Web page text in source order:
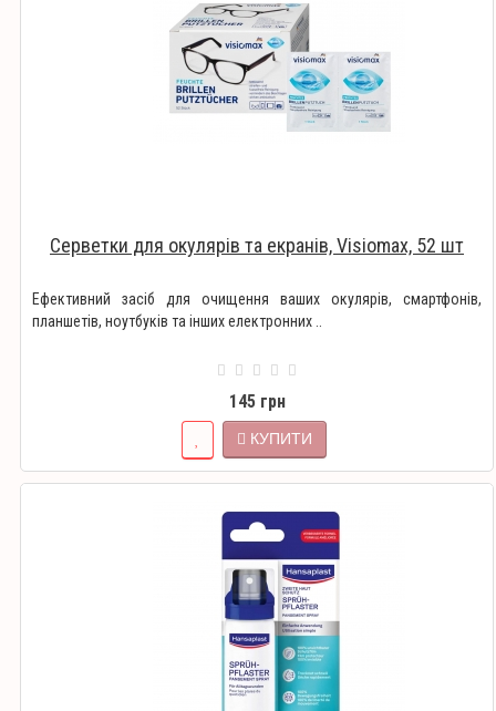
Серветки для окулярів та екранів, Visiomax, 52 шт
Ефективний засіб для очищення ваших окулярів, смартфонів,
планшетів, ноутбуків та інших електронних ..
145 грн
КУПИТИ